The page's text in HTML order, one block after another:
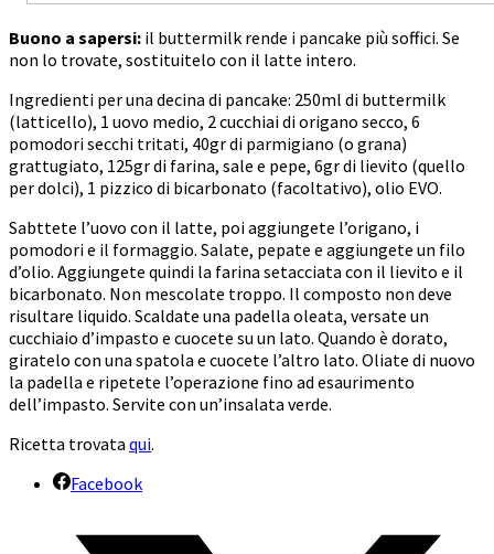
Buono a sapersi: il buttermilk rende i pancake più soffici. Se
non lo trovate, sostituitelo con il latte intero.
Ingredienti per una decina di pancake: 250ml di buttermilk
(latticello), 1 uovo medio, 2 cucchiai di origano secco, 6
pomodori secchi tritati, 40gr di parmigiano (o grana)
grattugiato, 125gr di farina, sale e pepe, 6gr di lievito (quello
per dolci), 1 pizzico di bicarbonato (facoltativo), olio EVO.
Sabttete l’uovo con il latte, poi aggiungete l’origano, i
pomodori e il formaggio. Salate, pepate e aggiungete un filo
d’olio. Aggiungete quindi la farina setacciata con il lievito e il
bicarbonato. Non mescolate troppo. Il composto non deve
risultare liquido. Scaldate una padella oleata, versate un
cucchiaio d’impasto e cuocete su un lato. Quando è dorato,
giratelo con una spatola e cuocete l’altro lato. Oliate di nuovo
la padella e ripetete l’operazione fino ad esaurimento
dell’impasto. Servite con un’insalata verde.
Ricetta trovata qui.
Facebook